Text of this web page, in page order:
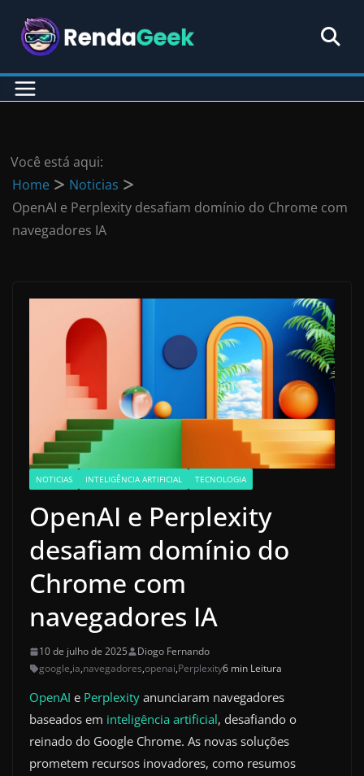
para
conteúdo
Você está aqui:
Home
Noticias
OpenAI e Perplexity desafiam domínio do Chrome com
navegadores IA
NOTICIAS INTELIGÊNCIA ARTIFICIAL TECNOLOGIA
OpenAI e Perplexity
desafiam domínio do
Chrome com
navegadores IA
10 de julho de 2025
Diogo Fernando
google,ia,navegadores,openai,Perplexity6 min Leitura
OpenAI e Perplexity anunciaram navegadores
baseados em inteligência artificial, desafiando o
reinado do Google Chrome. As novas soluções
prometem recursos inovadores, como resumos